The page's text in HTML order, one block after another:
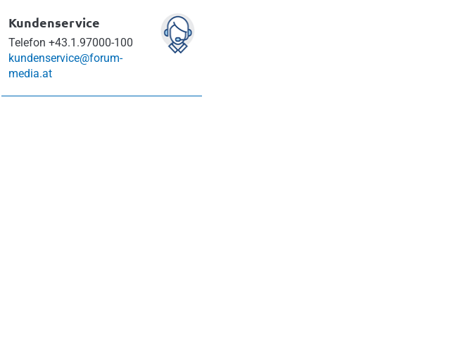
Kundenservice
Telefon +43.1.97000-100
kundenservice@forum-
media.at